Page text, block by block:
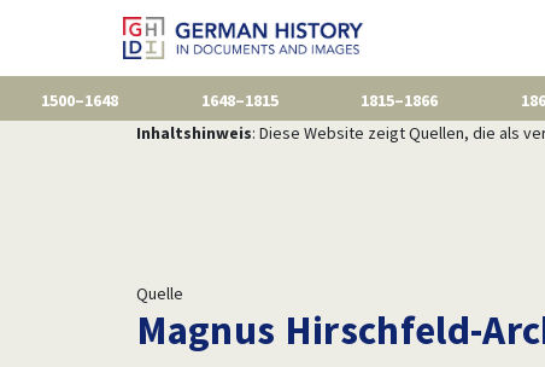
1500–1648 1648–1815 1815–1866
Inhaltshinweis: Diese Website zeigt Quellen, die als
Quelle
Magnus Hirschfeld-